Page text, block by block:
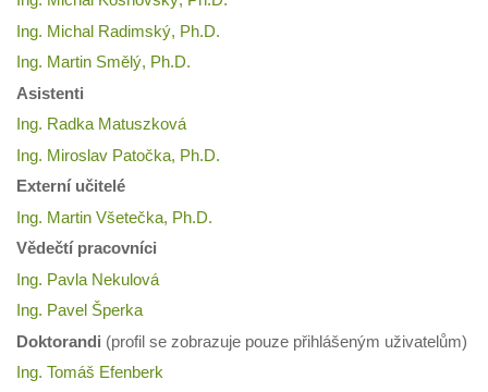
Ing. Michal Radimský, Ph.D.
Ing. Martin Smělý, Ph.D.
Asistenti
Ing. Radka Matuszková
Ing. Miroslav Patočka, Ph.D.
Externí učitelé
Ing. Martin Všetečka, Ph.D.
Vědečtí pracovníci
Ing. Pavla Nekulová
Ing. Pavel Šperka
Doktorandi (profil se zobrazuje pouze přihlášeným uživatelům)
Ing. Tomáš Efenberk